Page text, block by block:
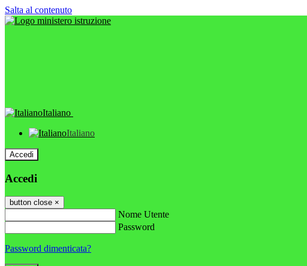
Salta al contenuto
Italiano
Italiano
Accedi
Accedi
button close ×
Nome Utente
Password
Password dimenticata?